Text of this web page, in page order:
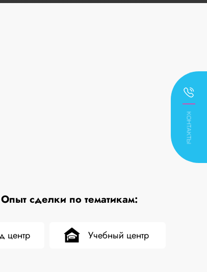
КОНТАКТЫ
сделки по тематикам:
центр Учебный центр